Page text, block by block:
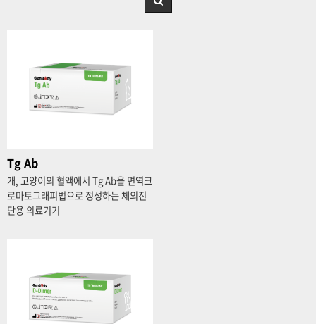
Tg Ab
개, 고양이의 혈액에서 Tg Ab을 면역크
로마토그래피법으로 정성하는 체외진
단용 의료기기